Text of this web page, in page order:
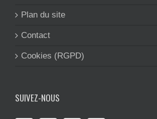
Plan du site
Contact
Cookies (RGPD)
SUIVEZ-NOUS